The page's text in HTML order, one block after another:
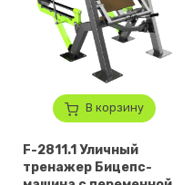
В корзину
F-2811.1 Уличный
тренажер Бицепс-